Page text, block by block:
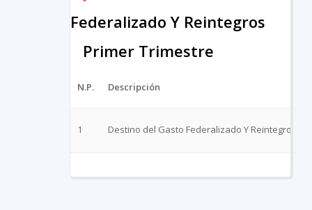
Federalizado Y Reintegros
Primer Trimestre
N.P. Descripción
1 Destino del Gasto Federalizado Y Reintegros .